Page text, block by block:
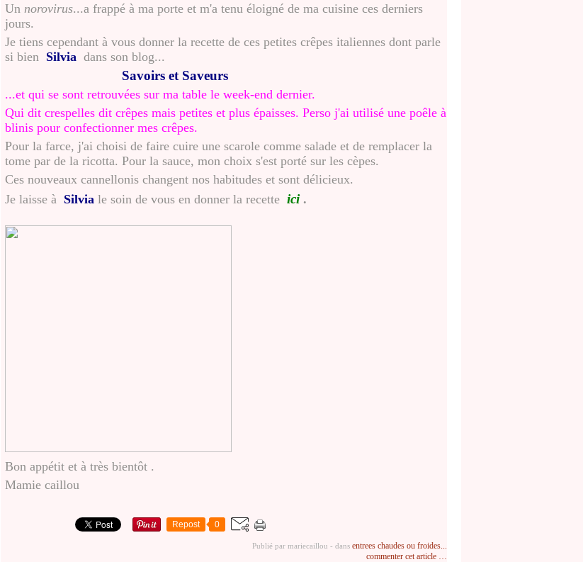
Un norovirus...a frappé à ma porte et m'a tenu éloigné de ma cuisine ces derniers
jours.
Je tiens cependant à vous donner la recette de ces petites crêpes italiennes dont parle
si bien Silvia dans son blog...
Savoirs et Saveurs
...et qui se sont retrouvées sur ma table le week-end dernier.
Qui dit crespelles dit crêpes mais petites et plus épaisses. Perso j'ai utilisé une poêle à
blinis pour confectionner mes crêpes.
Pour la farce, j'ai choisi de faire cuire une scarole comme salade et de remplacer la
tome par de la ricotta. Pour la sauce, mon choix s'est porté sur les cèpes.
Ces nouveaux cannellonis changent nos habitudes et sont délicieux.
Je laisse à Silvia le soin de vous en donner la recette ici .
Bon appétit et à très bientôt .
Mamie caillou
Repost 0
Publié par mariecaillou - dans entrees chaudes ou froides...
commenter cet article …